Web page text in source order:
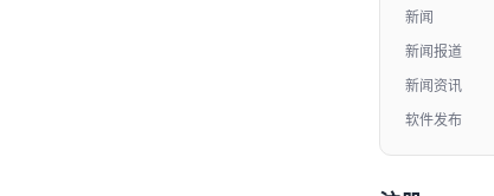
新闻
新闻报道
新闻资讯
软件发布